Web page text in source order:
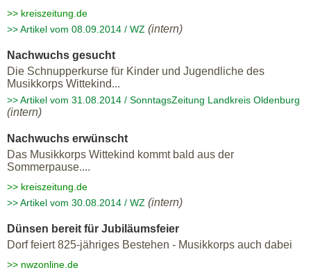
>> kreiszeitung.de
>> Artikel vom 08.09.2014 / WZ (intern)
Nachwuchs gesucht
Die Schnupperkurse für Kinder und Jugendliche des
Musikkorps Wittekind...
>> Artikel vom 31.08.2014 / SonntagsZeitung Landkreis Oldenburg
(intern)
Nachwuchs erwünscht
Das Musikkorps Wittekind kommt bald aus der
Sommerpause....
>> kreiszeitung.de
>> Artikel vom 30.08.2014 / WZ (intern)
Dünsen bereit für Jubiläumsfeier
Dorf feiert 825-jähriges Bestehen - Musikkorps auch dabei
>> nwzonline.de